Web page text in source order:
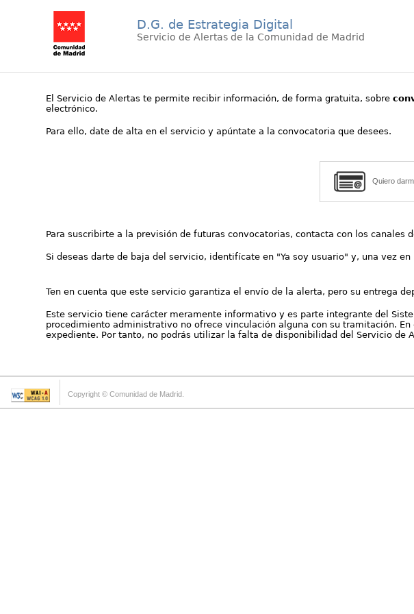
D.G. de Estrategia Digital
Servicio de Alertas de la Comunidad de Madrid
El Servicio de Alertas te permite recibir información, de forma gratuita, sobre
electrónico.
Para ello, date de alta en el servicio y apúntate a la convocatoria que desees.
Quiero
Para suscribirte a la previsión de futuras convocatorias, contacta con los canales
Si deseas darte de baja del servicio, identifícate en "Ya soy usuario" y, una vez
Ten en cuenta que este servicio garantiza el envío de la alerta, pero su entrega
Este servicio tiene carácter meramente informativo y es parte integrante del
procedimiento administrativo no ofrece vinculación alguna con su tramitación.
expediente. Por tanto, no podrás utilizar la falta de disponibilidad del Servicio
Copyright © Comunidad de Madrid.